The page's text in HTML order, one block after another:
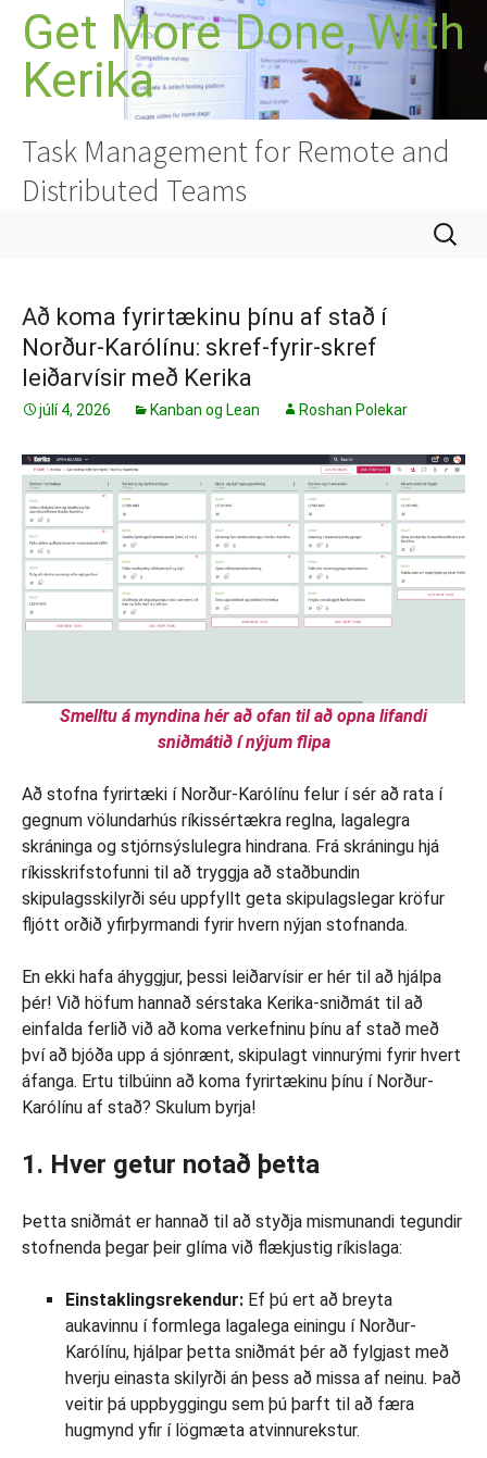
HoppaGet More Done, With
Kerika
Task Management for Remote and
Distributed Teams
Leita
að:
Að koma fyrirtækinu þínu af stað í
Norður-Karólínu: skref-fyrir-skref
leiðarvísir með Kerika
júlí 4, 2026 Kanban og Lean Roshan Polekar
Smelltu á myndina hér að ofan til að opna lifandi
sniðmátið í nýjum flipa
Að stofna fyrirtæki í Norður-Karólínu felur í sér að rata í
gegnum völundarhús ríkissértækra reglna, lagalegra
skráninga og stjórnsýslulegra hindrana. Frá skráningu hjá
ríkisskrifstofunni til að tryggja að staðbundin
skipulagsskilyrði séu uppfyllt geta skipulagslegar kröfur
fljótt orðið yfirþyrmandi fyrir hvern nýjan stofnanda.
En ekki hafa áhyggjur, þessi leiðarvísir er hér til að hjálpa
þér! Við höfum hannað sérstaka Kerika-sniðmát til að
einfalda ferlið við að koma verkefninu þínu af stað með
því að bjóða upp á sjónrænt, skipulagt vinnurými fyrir hvert
áfanga. Ertu tilbúinn að koma fyrirtækinu þínu í Norður-
Karólínu af stað? Skulum byrja!
1. Hver getur notað þetta
Þetta sniðmát er hannað til að styðja mismunandi tegundir
stofnenda þegar þeir glíma við flækjustig ríkislaga:
Einstaklingsrekendur: Ef þú ert að breyta
aukavinnu í formlega lagalega einingu í Norður-
Karólínu, hjálpar þetta sniðmát þér að fylgjast með
hverju einasta skilyrði án þess að missa af neinu. Það
veitir þá uppbyggingu sem þú þarft til að færa
hugmynd yfir í lögmæta atvinnurekstur.